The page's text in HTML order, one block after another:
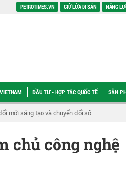
PETROTIMES.VN GIỮ LỬA DI SẢN NĂNG
ĐẦU TƯ - HỢP TÁC QUỐC TẾ SẢN
vực năng lượng hạt nhân Cần thay
chủ công nghệ